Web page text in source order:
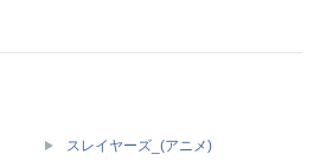
スレイヤーズ_(アニメ)